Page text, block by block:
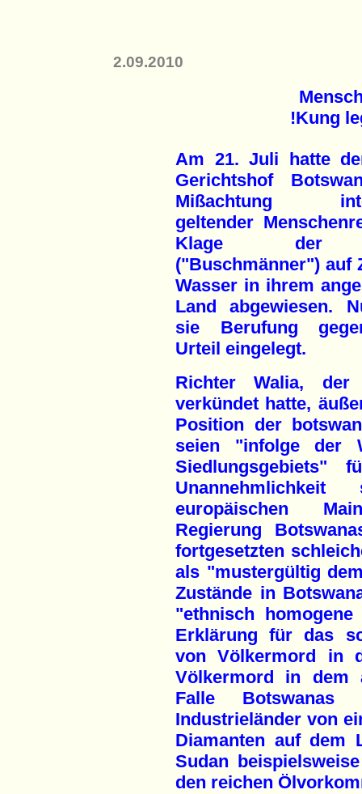
2.09.2010
!Kung
Am 21. Juli hatte
Gerichtshof
Mißachtung
geltender
Klage der
("Buschmänner") auf
Wasser in ihrem
Land abgewiesen.
sie Berufung
Urteil eingelegt.
Richter Walia,
verkündet hatte,
Position der
seien "infolge der
Siedlungsgebiets"
europäischen
Regierung
fortgesetzten
als "mustergültig
Zustände in
"ethnisch
Erklärung für das
von Völkermord in
Völkermord in dem
Falle Botswanas
Industrieländer von
Diamanten auf dem
Sudan
den reichen